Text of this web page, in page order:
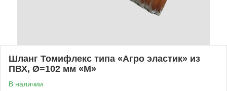
Шланг Томифлекс типа «Агро эластик» из
ПВХ, Ø=102 мм «М»
В наличии